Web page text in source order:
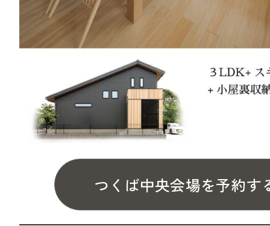
つくば中央会場を予約す